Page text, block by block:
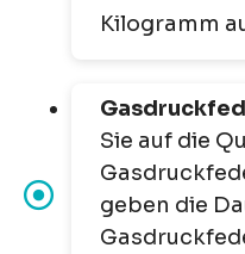
Kilogramm
Sie auf die
geben die